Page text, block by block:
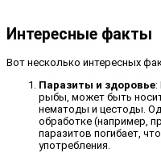
Интересные факты
Вот несколько интересных
Паразиты и здоровье:
рыбы, может быть
нематоды и цестоды.
обработке (например,
паразитов погибает,
употребления.